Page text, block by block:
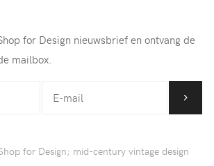
for Design nieuwsbrief en ontvang de
mailbox.
for Design; mid-century vintage design